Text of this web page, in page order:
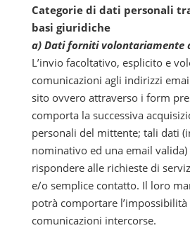
Categorie di dati personali
basi giuridiche
a) Dati forniti volontariamente
L’invio facoltativo, esplicito e
comunicazioni agli indirizzi
sito ovvero attraverso i form
comporta la successiva
personali del mittente; tali dati
nominativo ed una email
rispondere alle richieste di
e/o semplice contatto. Il loro
potrà comportare
comunicazioni intercorse.